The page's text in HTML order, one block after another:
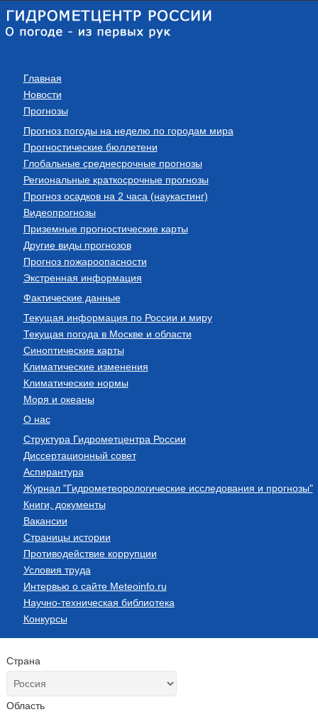
Главная
Новости
Прогнозы
Прогноз погоды на неделю по городам мира
Прогностические бюллетени
Глобальные среднесрочные прогнозы
Региональные краткосрочные прогнозы
Прогноз осадков на 2 часа (наукастинг)
Видеопрогнозы
Приземные прогностические карты
Другие виды прогнозов
Прогноз пожароопасности
Экстренная информация
Фактические данные
Текущая информация по России и миру
Текущая погода в Москве и области
Синоптические карты
Климатические изменения
Климатические нормы
Моря и океаны
О нас
Структура Гидрометцентра России
Диссертационный совет
Аспирантура
Журнал "Гидрометеорологические исследования и прогнозы"
Книги, документы
Вакансии
Страницы истории
Противодействие коррупции
Условия труда
Интервью о сайте Meteoinfo.ru
Научно-техническая библиотека
Конкурсы
Страна
Область